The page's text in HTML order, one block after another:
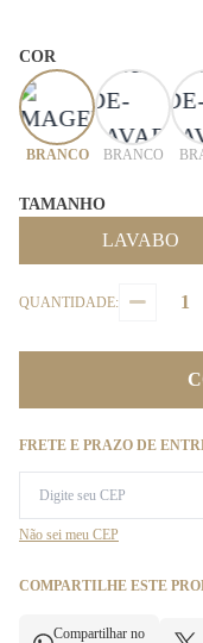
COR
BRANCO BRANCO
TAMANHO
LAVABO
QUANTIDADE:
FRETE E PRAZO DE
Não sei meu CEP
COMPARTILHE ESTE
Compartilhar no